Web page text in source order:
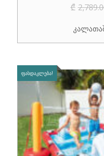
₾
ᲤᲐᲡᲓᲐᲙᲚᲔᲑᲐ!